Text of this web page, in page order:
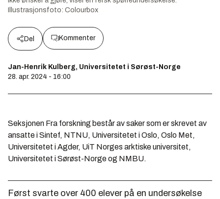
Illustrasjonsfoto: Colourbox
Del Kommenter
Jan-Henrik Kulberg, Universitetet i Sørøst-Norge
28. apr. 2024 - 16:00
Seksjonen Fra forskning består av saker som er skrevet av
ansatte i Sintef, NTNU, Universitetet i Oslo, Oslo Met,
Universitetet i Agder, UiT Norges arktiske universitet,
Universitetet i Sørøst-Norge og NMBU.
Først svarte over 400 elever på en undersøkelse